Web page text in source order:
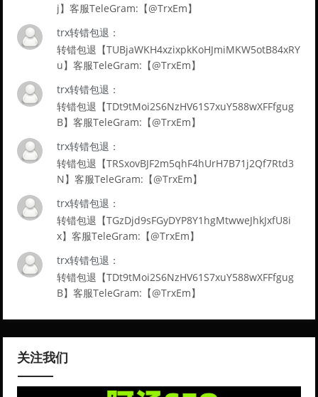
j】客服TeleGram:【@TrxEm】
trx转错包退：
转错包退【TUBjaWKH4xzixpkKoHJmiMKW5otB84xRY
u】客服TeleGram:【@TrxEm】
trx转错包退：
转错包退【TDt9tMoi2S6NzHV61S7xuY588wXFFfgug
B】客服TeleGram:【@TrxEm】
trx转错包退：
转错包退【TRSxovBJF2m5qhF4hUrH7B71j2Qf7Rtd3
N】客服TeleGram:【@TrxEm】
trx转错包退：
转错包退【TGzDjd9sFGyDYP8Y1hgMtwweJhkJxfU8i
x】客服TeleGram:【@TrxEm】
trx转错包退：
转错包退【TDt9tMoi2S6NzHV61S7xuY588wXFFfgug
B】客服TeleGram:【@TrxEm】
关注我们